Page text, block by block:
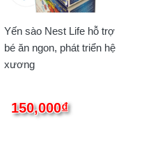
Yến sào Nest Life hỗ trợ
bé ăn ngon, phát triển hệ
xương
150,000₫